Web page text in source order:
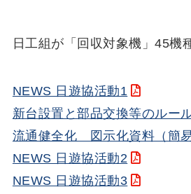
日工組が「回収対象機」45機
NEWS 日遊協活動1
新台設置と部品交換等のルー
流通健全化 図示化資料（簡易
NEWS 日遊協活動2
NEWS 日遊協活動3